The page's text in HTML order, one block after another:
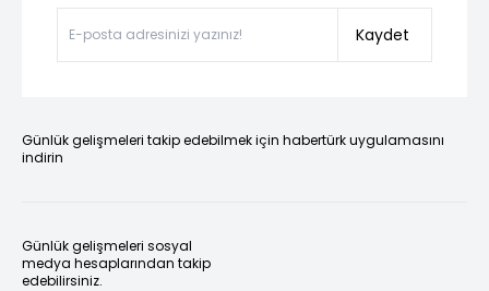
Kaydet
Günlük gelişmeleri takip edebilmek için habertürk uygulamasını
indirin
Günlük gelişmeleri sosyal
medya hesaplarından takip
edebilirsiniz.